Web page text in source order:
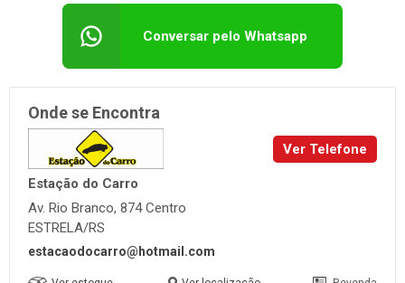
Conversar pelo Whatsapp
Onde se Encontra
Ver Telefone
Estação do Carro
Av. Rio Branco, 874 Centro
ESTRELA/RS
estacaodocarro@hotmail.com